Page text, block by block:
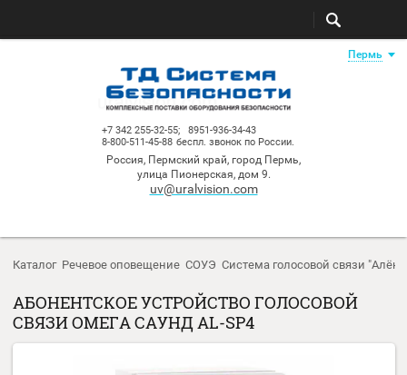
+7 342 255-32-55;
8951-936-34-43
беспл. звонок по России.
8-800-511-45-88
Россия, Пермский край, город Пермь,
улица Пионерская, дом 9.
Каталог Речевое оповещение СОУЭ Система голосовой
АБОНЕНТСКОЕ УСТРОЙСТВО ГОЛОСОВОЙ